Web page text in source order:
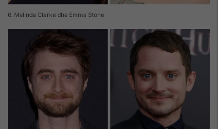
6. Melinda Clarke dhe Emma Stone